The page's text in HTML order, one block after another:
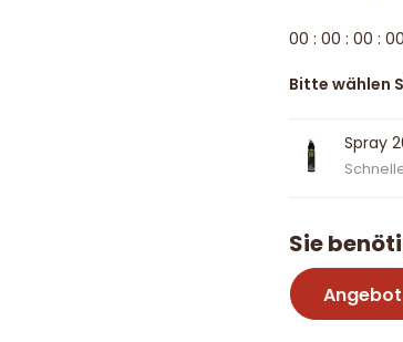
00 : 00 : 00 : 00
Bitte wählen
Spray
Sie